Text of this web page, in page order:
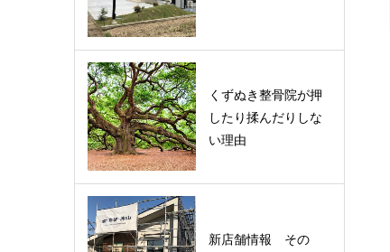
くずぬき整骨院が押
したり揉んだりしな
い理由
新店舗情報 その